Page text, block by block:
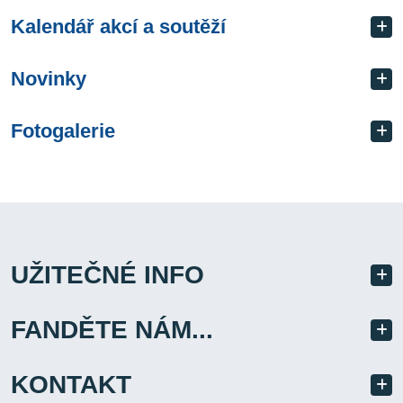
Kalendář akcí a soutěží
Novinky
Fotogalerie
UŽITEČNÉ INFO
FANDĚTE NÁM...
KONTAKT